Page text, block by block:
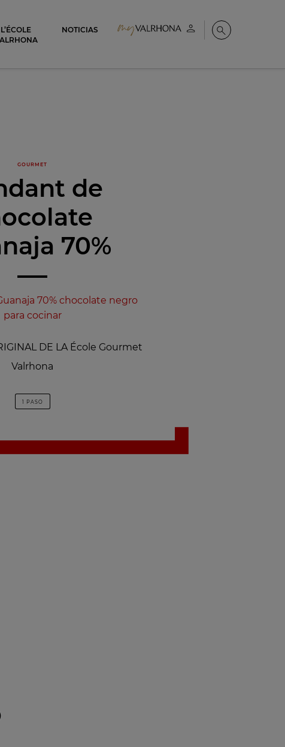
Mi cuenta Buscar
L’ÉCOLE
NOTICIAS
GOURMET
de
70%
70% chocolate negro
para cocinar
DE LA École Gourmet
Valrhona
1 PASO